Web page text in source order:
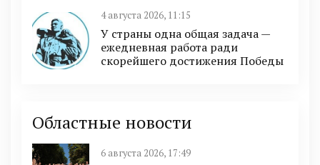
4 августа 2026, 11:15
У страны одна общая задача —
ежедневная работа ради
скорейшего достижения Победы
Областные новости
6 августа 2026, 17:49